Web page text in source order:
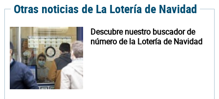
Otras noticias de La Lotería de Navidad
Descubre nuestro buscador de
número de la Lotería de Navidad